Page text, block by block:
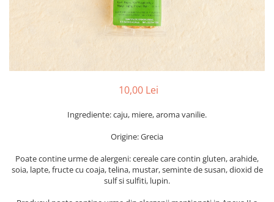
LACTATE
BACANIE
REMEDII NATURISTE
10,00 Lei
Ingrediente: caju, miere, aroma vanilie.
Origine: Grecia
Poate contine urme de alergeni: cereale care contin gluten, arahide,
soia, lapte, fructe cu coaja, telina, mustar, seminte de susan, dioxid de
sulf si sulfiti, lupin.